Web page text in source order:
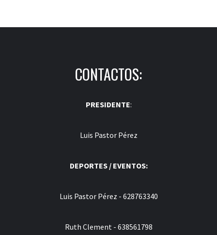
CONTACTOS:
PRESIDENTE:
Luis Pastor Pérez
DEPORTES / EVENTOS:
Luis Pastor Pérez - 628763340
Ruth Clement - 638561798